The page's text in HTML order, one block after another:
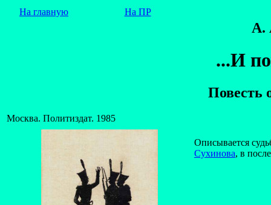
На главную На ПР
А.
...И
Повесть
Москва. Политиздат. 1985
Описывается
Сухинова, в